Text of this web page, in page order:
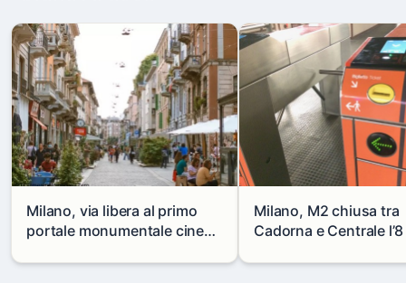
Milano, via libera al primo
portale monumentale cinese
Milano, M2 chiusa tra
Cadorna e Centrale
alternative